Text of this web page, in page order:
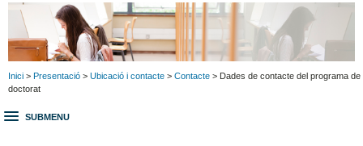
Inici > Presentació > Ubicació i contacte > Contacte > Dades de contacte del programa de
doctorat
SUBMENU